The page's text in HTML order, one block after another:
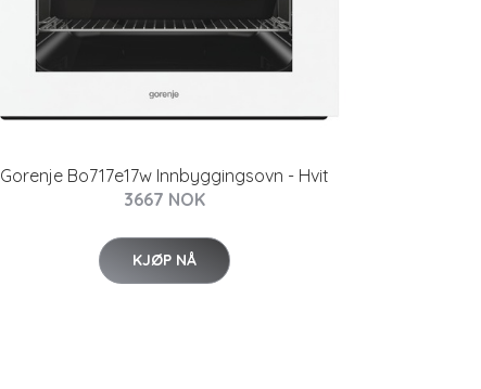
Gorenje Bo717e17w Innbyggingsovn - Hvit
3667 NOK
KJØP NÅ